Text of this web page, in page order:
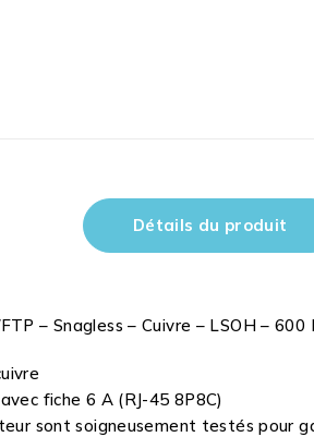
Détails du produit
– Snagless – Cuivre – LSOH –
fiche 6 A (RJ-45 8P8C)
sont soigneusement testés pour